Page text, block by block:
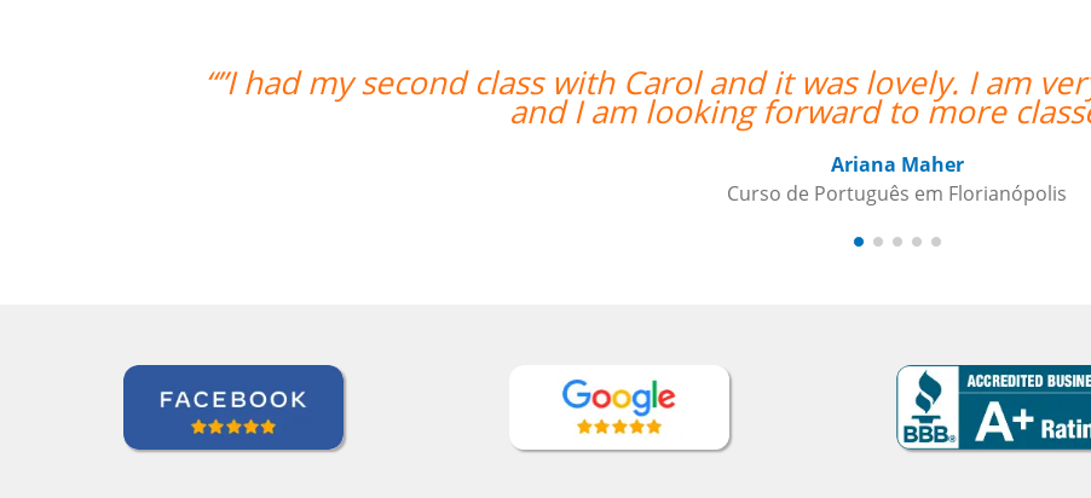
with Carol and it was lovely. I am very happy to have her as my teacher
and I am looking forward to more classes with her. ””